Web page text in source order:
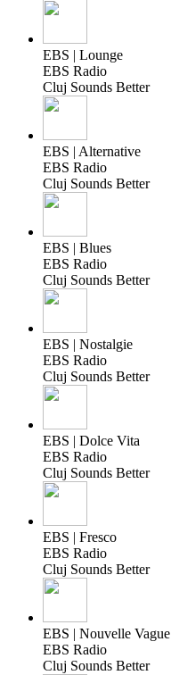
EBS | Lounge
EBS Radio
Cluj Sounds Better
EBS | Alternative
EBS Radio
Cluj Sounds Better
EBS | Blues
EBS Radio
Cluj Sounds Better
EBS | Nostalgie
EBS Radio
Cluj Sounds Better
EBS | Dolce Vita
EBS Radio
Cluj Sounds Better
EBS | Fresco
EBS Radio
Cluj Sounds Better
EBS | Nouvelle Vague
EBS Radio
Cluj Sounds Better